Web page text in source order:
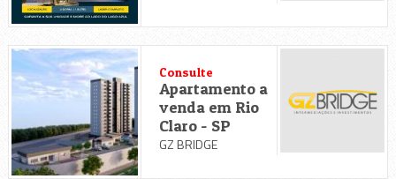
Consulte
Apartamento a
venda em Rio
Claro - SP
GZ BRIDGE